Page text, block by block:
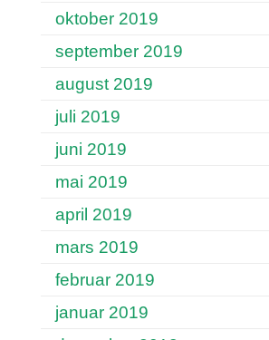
oktober 2019
september 2019
august 2019
juli 2019
juni 2019
mai 2019
april 2019
mars 2019
februar 2019
januar 2019